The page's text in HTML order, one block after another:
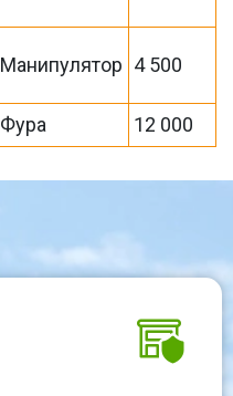
Манипулятор 4 500
Фура 12 000